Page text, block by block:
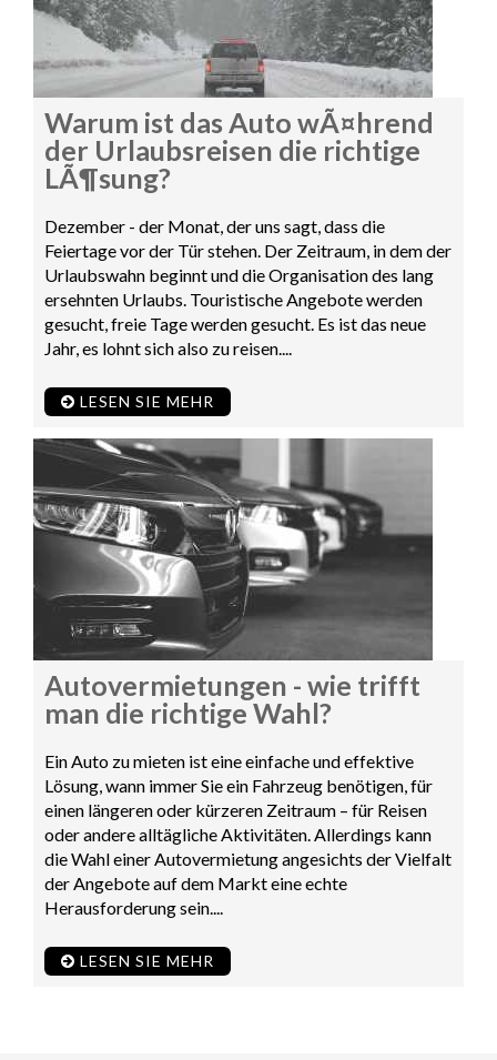
Warum ist das Auto wÃ¤hrend
der Urlaubsreisen die richtige
LÃ¶sung?
Dezember - der Monat, der uns sagt, dass die
Feiertage vor der Tür stehen. Der Zeitraum, in dem der
Urlaubswahn beginnt und die Organisation des lang
ersehnten Urlaubs. Touristische Angebote werden
gesucht, freie Tage werden gesucht. Es ist das neue
Jahr, es lohnt sich also zu reisen....
LESEN SIE MEHR
Autovermietungen - wie trifft
man die richtige Wahl?
Ein Auto zu mieten ist eine einfache und effektive
Lösung, wann immer Sie ein Fahrzeug benötigen, für
einen längeren oder kürzeren Zeitraum – für Reisen
oder andere alltägliche Aktivitäten. Allerdings kann
die Wahl einer Autovermietung angesichts der Vielfalt
der Angebote auf dem Markt eine echte
Herausforderung sein....
LESEN SIE MEHR